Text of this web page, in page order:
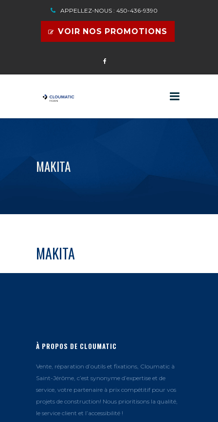
APPELLEZ-NOUS : 450-436-9390
VOIR NOS PROMOTIONS
MAKITA
MAKITA
À PROPOS DE CLOUMATIC
Vente, réparation d’outils et fixations, Cloumatic à
Saint-Jérôme, c’est synonyme d’expertise et de
service, votre partenaire à prix compétitif pour vos
projets de construction! Nous prioritisons la qualité,
le service client et l’accessibilité !